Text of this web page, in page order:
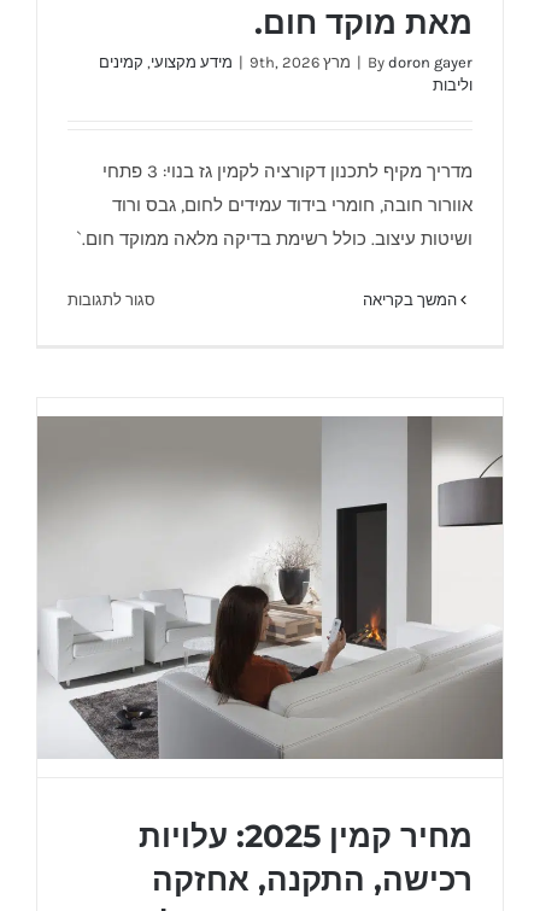
קמין גז בנוי – הכנות נדרשות מאת מוקד חום.
מאת מוקד חום.
By doron gayer
| מרץ 9th, 2026 | מידע מקצועי, קמינים
וליבות
מדריך מקיף לתכנון דקורציה לקמין גז בנוי: 3 פתחי
אוורור חובה, חומרי בידוד עמידים לחום, גבס ורוד
ושיטות עיצוב. כולל רשימת בדיקה מלאה ממוקד חום.`
המשך בקריאה סגור לתגובותעל
–
מחיר קמין 2025: עלויות
רכישה, התקנה, אחזקה